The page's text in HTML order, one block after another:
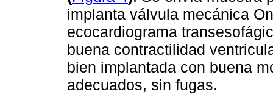
implanta válvula mecánica
ecocardiograma
buena contractilidad
bien implantada con buena
adecuados, sin fugas.